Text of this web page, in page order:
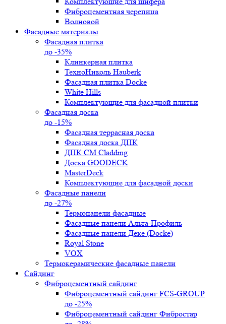
Фиброцементная черепица
Волновой
Фасадные материалы
Фасадная плитка
до -35%
Клинкерная плитка
ТехноНиколь Hauberk
Фасадная плитка Docke
White Hills
Комплектующие для фасадной плитки
Фасадная доска
до -15%
Фасадная террасная доска
Фасадная доска ДПК
ДПК CM Cladding
Доска GOODECK
MasterDeck
Комплектующие для фасадной доски
Фасадные панели
до -27%
Термопанели фасадные
Фасадные панели Альта-Профиль
Фасадные панели Деке (Docke)
Royal Stone
VOX
Термокерамические фасадные панели
Сайдинг
Фиброцементный сайдинг
Фиброцементный сайдинг FCS-GROUP
до -25%
Фиброцементный сайдинг Фибростар